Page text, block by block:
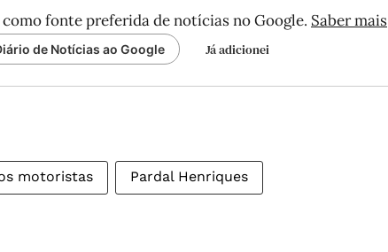
fonte preferida de notícias no Google. Saber mais
de Notícias ao Google Já adicionei
motoristas Pardal Henriques